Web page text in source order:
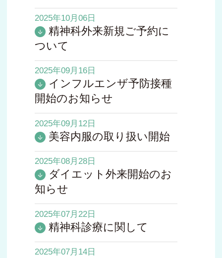
2025年10月06日
精神科外来新規ご予約に
ついて
2025年09月16日
インフルエンザ予防接種
開始のお知らせ
2025年09月12日
美容内服の取り扱い開始
2025年08月28日
ダイエット外来開始のお
知らせ
2025年07月22日
精神科診療に関して
2025年07月14日